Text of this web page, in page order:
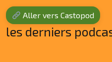
Aller vers Castopod
les derniers